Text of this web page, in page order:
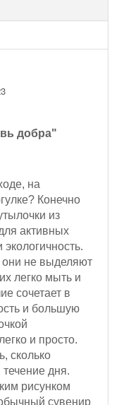
добра"
на
Конечно
из
активных
они не выделяют
легко мыть и
сочетает в
и большую
и просто.
сколько
дня.
рисунком
сувенир